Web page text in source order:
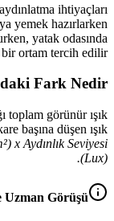
ihtiyaçları
yemek hazırlarken
yatak odasında
ortam tercih edilir.
Fark Nedir?
toplam görünür ışık
başına düşen ışık
x Aydınlık Seviyesi
(Lux).
Uzman Görüşü